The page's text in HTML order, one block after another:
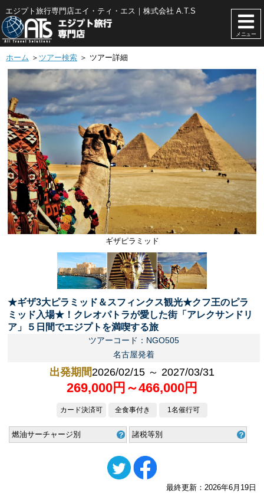
エジプト旅行専門店エイ・ティ・エス｜株式会社 A.T.S
メニュー
ホーム ＞ ツアー検索 ＞ ツアー詳細
ギザピラミッド
★ギザ3大ピラミッド＆スフィンクス観光★クフ王のピラ
ミッド入場★！クレオパトラが愛した街「アレクサンドリ
ア」５日間でエジプトを満喫する旅
ツアーコード：NGO505
名古屋発着
出発期間2026/02/15 ～ 2027/03/31
269,000円～466,000円
カード決済可 全食事付き 1名催行可
燃油サーチャージ別 諸税等別
最終更新：2026年6月19日